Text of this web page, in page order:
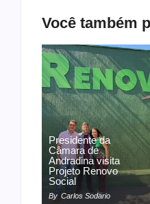
Você também
Presidente da
Câmara de
Andradina visita
Projeto Renovo
Social
By Carlos Sodario